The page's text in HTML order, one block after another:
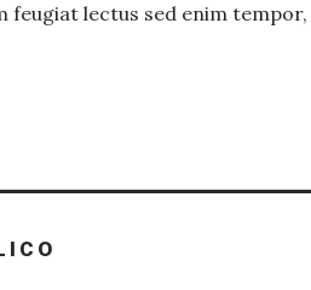
lectus sed enim